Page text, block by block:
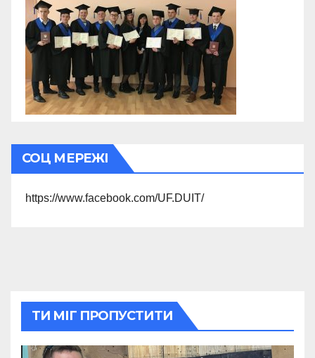
СОЦ МЕРЕЖІ
https://www.facebook.com/UF.DUIT/
ТИ МІГ ПРОПУСТИТИ